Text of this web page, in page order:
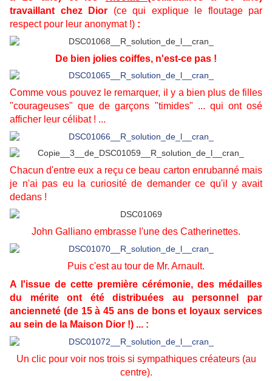
travaillant chez Dior (ce qui explique le floutage par
respect pour leur anonymat !) :
De bien jolies coiffes, n'est-ce pas !
Comme vous pouvez le remarquer, il y a bien plus de filles
"courageuses" que de garçons "timides" ... qui ont osé
afficher leur célibat ! ...
Chacun d'entre eux a reçu ce beau carton enrubanné mais
je n'ai pas eu la curiosité de demander ce qu'il y avait
dedans !
John Galliano embrasse l'une des Catherinettes.
Puis c'est au tour de Mr. Arnault.
A l'issue de cette première cérémonie, des médailles
du mérite ont été distribuées au personnel par
ancienneté (de 15 à 45 ans de bons et loyaux services
au sein de la Maison Dior !) ... :
Un clic pour voir nos trois si sympathiques créateurs (au
centre).